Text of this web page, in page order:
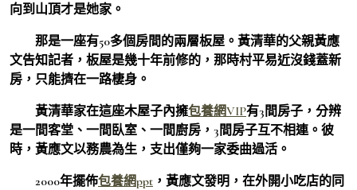
向到山頂才是她家。
那是一座有50多個房間的兩層板屋。黃清華的父親黃應
文告知記者，板屋是幾十年前修的，那時村平易近沒錢蓋新
房，只能擠在一路棲身。
黃清華家在這座木屋子內擁包養網VIP有3間房子，分辨
是一間客堂、一間臥室、一間廚房，3間房子互不相連。彼
時，黃應文以務農為生，支出僅夠一家委曲過活。
2000年擺佈包養網ppt ，黃應文發明，在外開小吃店的同